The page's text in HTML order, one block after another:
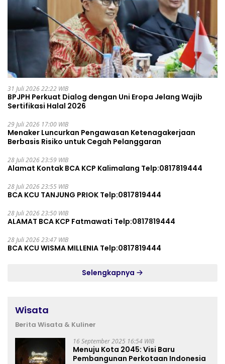
31 Juli 2026 22:22 WIB
BPJPH Perkuat Dialog dengan Uni Eropa Jelang Wajib
Sertifikasi Halal 2026
29 Juli 2026 17:00 WIB
Menaker Luncurkan Pengawasan Ketenagakerjaan
Berbasis Risiko untuk Cegah Pelanggaran
28 Juli 2026 23:59 WIB
Alamat Kontak BCA KCP Kalimalang Telp:0817819444
28 Juli 2026 23:55 WIB
BCA KCU TANJUNG PRIOK Telp:0817819444
28 Juli 2026 23:50 WIB
ALAMAT BCA KCP Fatmawati Telp:0817819444
28 Juli 2026 23:47 WIB
BCA KCU WISMA MILLENIA Telp:0817819444
Selengkapnya
Wisata
Berita Wisata & Kuliner
16 September 2025 16:54 WIB
Menuju Kota 2045: Visi Baru
Pembangunan Perkotaan Indonesia